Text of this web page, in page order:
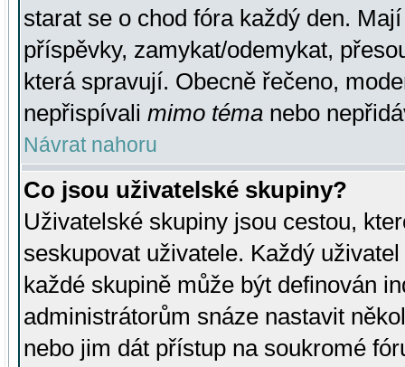
starat se o chod fóra každý den.
příspěvky, zamykat/odemykat,
která spravují. Obecně řečeno,
nepřispívali mimo téma nebo
Návrat nahoru
Co jsou uživatelské skupiny?
Uživatelské skupiny jsou cestou,
seskupovat uživatele. Každý
každé skupině může být definován
administrátorům snáze nastavit
nebo jim dát přístup na soukromé